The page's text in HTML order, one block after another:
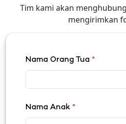
Tim kami akan
mengirimkan
Nama Orang Tua *
Nama Anak *